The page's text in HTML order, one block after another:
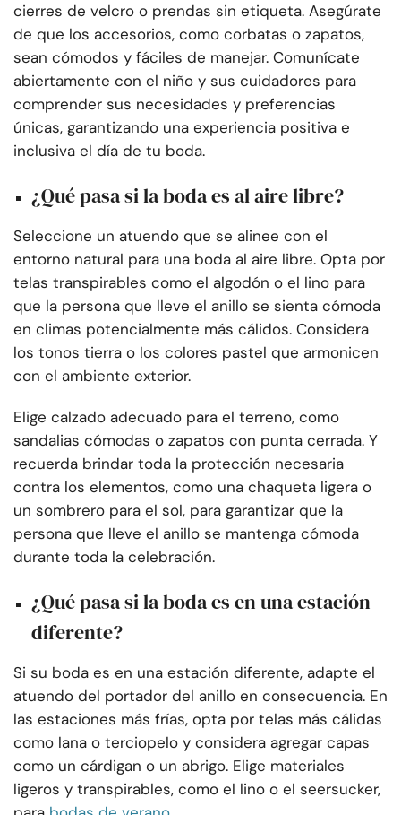
cierres de velcro o prendas sin etiqueta. Asegúrate
de que los accesorios, como corbatas o zapatos,
sean cómodos y fáciles de manejar. Comunícate
abiertamente con el niño y sus cuidadores para
comprender sus necesidades y preferencias
únicas, garantizando una experiencia positiva e
inclusiva el día de tu boda.
¿Qué pasa si la boda es al aire libre?
Seleccione un atuendo que se alinee con el
entorno natural para una boda al aire libre. Opta por
telas transpirables como el algodón o el lino para
que la persona que lleve el anillo se sienta cómoda
en climas potencialmente más cálidos. Considera
los tonos tierra o los colores pastel que armonicen
con el ambiente exterior.
Elige calzado adecuado para el terreno, como
sandalias cómodas o zapatos con punta cerrada. Y
recuerda brindar toda la protección necesaria
contra los elementos, como una chaqueta ligera o
un sombrero para el sol, para garantizar que la
persona que lleve el anillo se mantenga cómoda
durante toda la celebración.
¿Qué pasa si la boda es en una estación
diferente?
Si su boda es en una estación diferente, adapte el
atuendo del portador del anillo en consecuencia. En
las estaciones más frías, opta por telas más cálidas
como lana o terciopelo y considera agregar capas
como un cárdigan o un abrigo. Elige materiales
ligeros y transpirables, como el lino o el seersucker,